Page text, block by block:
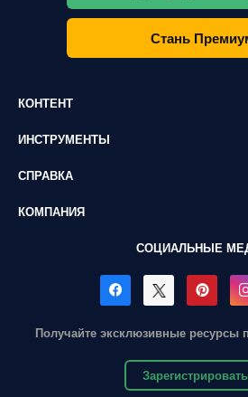
Стань
КОНТЕНТ
ИНСТРУМЕНТЫ
СПРАВКА
КОМПАНИЯ
СОЦИАЛЬНЫЕ
Получайте эксклюзивные ресурсы